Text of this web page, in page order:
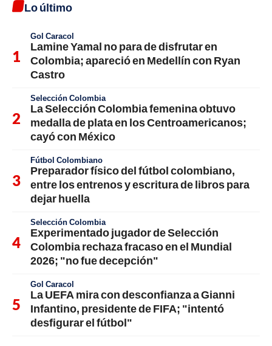
Lo último
Gol Caracol
Lamine Yamal no para de disfrutar en
Colombia; apareció en Medellín con Ryan
Castro
Selección Colombia
La Selección Colombia femenina obtuvo
medalla de plata en los Centroamericanos;
cayó con México
Fútbol Colombiano
Preparador físico del fútbol colombiano,
entre los entrenos y escritura de libros para
dejar huella
Selección Colombia
Experimentado jugador de Selección
Colombia rechaza fracaso en el Mundial
2026; "no fue decepción"
Gol Caracol
La UEFA mira con desconfianza a Gianni
Infantino, presidente de FIFA; "intentó
desfigurar el fútbol"